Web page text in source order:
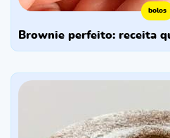
bolos
brownie perfeito: receita